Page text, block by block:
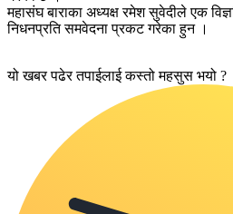
महासंघ बाराका अध्यक्ष रमेश सुवेदीले एक
निधनप्रति समवेदना प्रकट गरेका हुन ।
यो खबर पढेर तपाईलाई कस्तो महसुस भयो ?